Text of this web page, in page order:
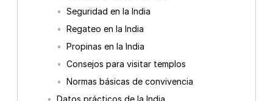
Seguridad en la India
Regateo en la India
Propinas en la India
Consejos para visitar templos
Normas básicas de convivencia